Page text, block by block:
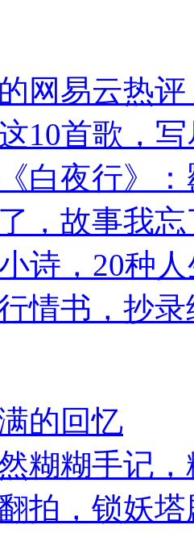
网易云热
10首歌，
白夜行》
，故事我忘
诗，20种
情书，抄
的回忆
然糊糊手记
拍，锁妖